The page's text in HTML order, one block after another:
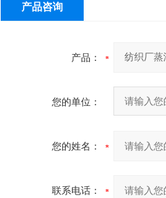
产品咨询
产品：
您的单位：
您的姓名：
联系电话：